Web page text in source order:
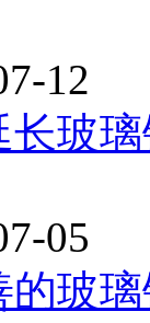
12
长玻
05
的玻